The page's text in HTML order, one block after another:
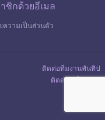
ชิกด้วยอีเมล
ความเป็นส่วนตัว
ติดต่อทีมงานพันทิป
ติดต่อลงโฆษณา